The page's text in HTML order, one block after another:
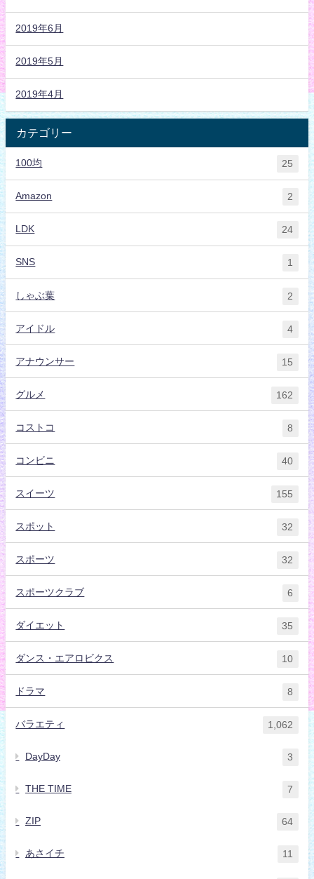
2019年6月
2019年5月
2019年4月
カテゴリー
100均 25
Amazon 2
LDK 24
SNS 1
しゃぶ葉 2
アイドル 4
アナウンサー 15
グルメ 162
コストコ 8
コンビニ 40
スイーツ 155
スポット 32
スポーツ 32
スポーツクラブ 6
ダイエット 35
ダンス・エアロビクス 10
ドラマ 8
バラエティ 1,062
DayDay 3
THE TIME 7
ZIP 64
あさイチ 11